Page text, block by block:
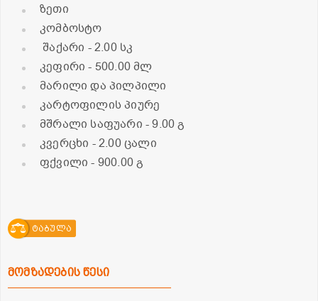
ზეთი
კომბოსტო
შაქარი - 2.00 სკ
კეფირი- 500.00 მლ
მარილი და პილპილი
კარტოფილის პიურე
მშრალი საფუარი - 9.00 გ
კვერცხი - 2.00 ცალი
ფქვილი- 900.00 გ
ტაბულა
მომზადების წესი